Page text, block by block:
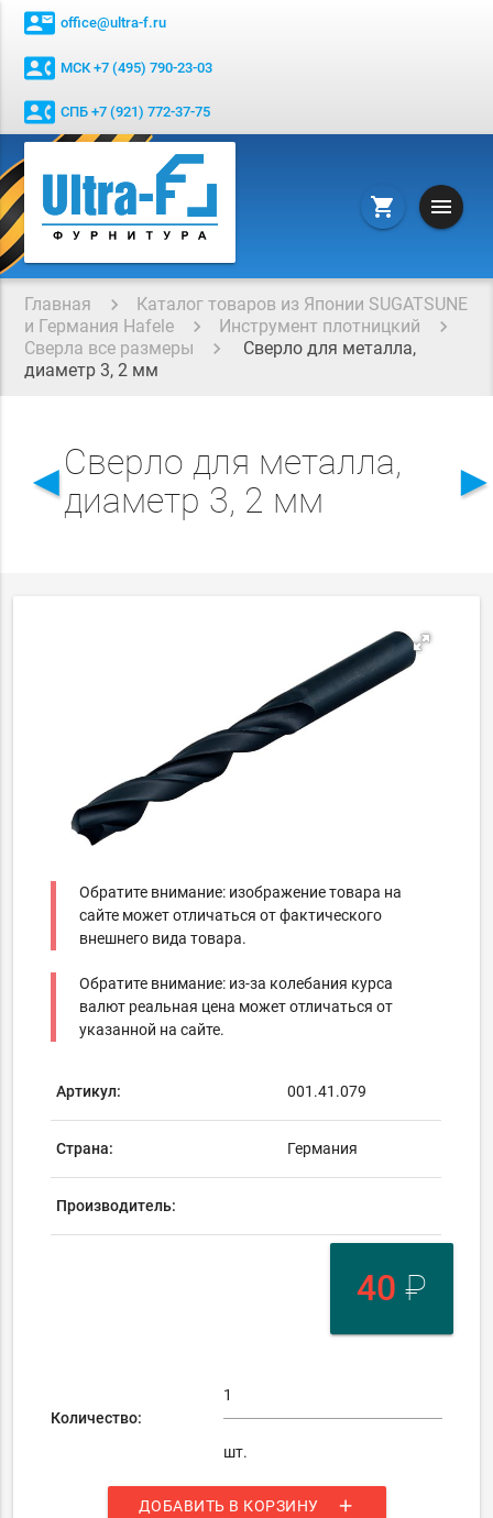
contact_mail office@ultra-f.ru
contact_phone МСК +7 (495) 790-23-03
contact_phone СПБ +7 (921) 772-37-75
shopping_cart menu
Главная
Каталог товаров из Японии SUGATSUNE
и Германия Hafele
Инструмент плотницкий
Сверла все размеры
Сверло для металла,
диаметр 3, 2 мм
◄Сверло для металла,
диаметр 3, 2 мм
Обратите внимание: изображение товара на
сайте может отличаться от фактического
внешнего вида товара.
Обратите внимание: из-за колебания курса
валют реальная цена может отличаться от
указанной на сайте.
Артикул: 001.41.079
Страна: Германия
Производитель:
40 ₽
Количество:
шт.
ДОБАВИТЬ В КОРЗИНУ add